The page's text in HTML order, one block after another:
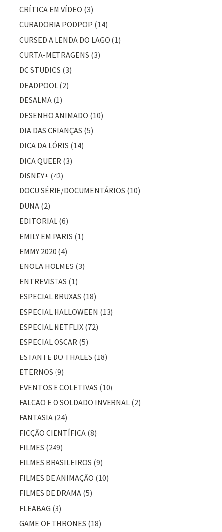
CRÍTICA EM VÍDEO (3)
CURADORIA PODPOP (14)
CURSED A LENDA DO LAGO (1)
CURTA-METRAGENS (3)
DC STUDIOS (3)
DEADPOOL (2)
DESALMA (1)
DESENHO ANIMADO (10)
DIA DAS CRIANÇAS (5)
DICA DA LÓRIS (14)
DICA QUEER (3)
DISNEY+ (42)
DOCU SÉRIE/DOCUMENTÁRIOS (10)
DUNA (2)
EDITORIAL (6)
EMILY EM PARIS (1)
EMMY 2020 (4)
ENOLA HOLMES (3)
ENTREVISTAS (1)
ESPECIAL BRUXAS (18)
ESPECIAL HALLOWEEN (13)
ESPECIAL NETFLIX (72)
ESPECIAL OSCAR (5)
ESTANTE DO THALES (18)
ETERNOS (9)
EVENTOS E COLETIVAS (10)
FALCAO E O SOLDADO INVERNAL (2)
FANTASIA (24)
FICÇÃO CIENTÍFICA (8)
FILMES (249)
FILMES BRASILEIROS (9)
FILMES DE ANIMAÇÃO (10)
FILMES DE DRAMA (5)
FLEABAG (3)
GAME OF THRONES (18)